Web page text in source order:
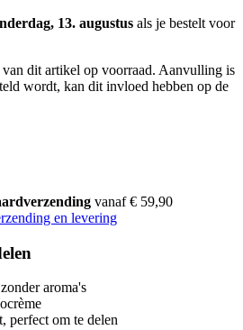
13. augustus als je bestelt voor
dit artikel op voorraad. Aanvulling is
wordt, kan dit invloed hebben op de
vanaf € 59,90
en levering
aroma's
perfect om te delen